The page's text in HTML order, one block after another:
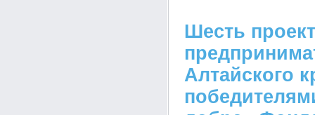
Шесть
Алтайского